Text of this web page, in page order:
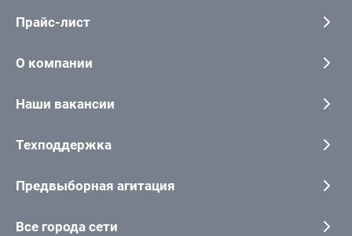
Прайс-лист
О компании
Наши вакансии
Техподдержка
Предвыборная агитация
Все города сети